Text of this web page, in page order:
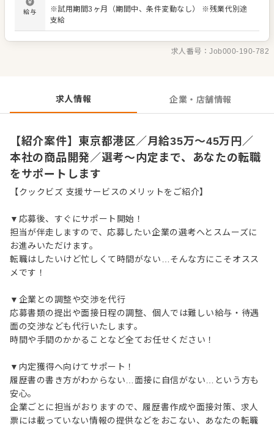
われない体験型商品の企画（ex子供ピザ教室/デザート教室
など） 既存のVANSANに新たな視野・知見・風をもたら
力＞ ①社長と直接コミュニケーション取れるのでアイディ
アをスピード感持って実現しやすい環境 ②成長感を感じら
給与
※試用期間3ヶ月（期間中、条件変動なし） ※残業代別途
支給
求人番号：Job000-190-782
求人情報 企業・店舗情報
【紹介案件】東京都港区／月給35万～45万円／
本社の商品開発／選考～内定まで、あなたの転職
をサポートします
【クックビズ 支援サービスのメリットをご紹介】
▼応募後、すぐにサポート開始！
担当が伴走しますので、応募したい企業の選考へとスムーズに
お進みいただけます。
転職はしたいけど忙しくて時間がない…そんな方にこそオスス
メです！
▼企業との調整や交渉を代行
応募書類の提出や面接日程の調整、個人では難しい給与・待遇
面の交渉なども代行いたします。
時間や手間のかかることなど全てお任せください！
▼内定獲得へ向けてサポート！
履歴書の書き方がわからない…面接に自信がない…という方も
安心。
企業ごとに担当がおりますので、履歴書作成や面接対策、求人
票には載っていない情報の提供などをおこない、あなたの転職